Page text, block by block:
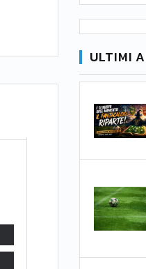
ULTIMI